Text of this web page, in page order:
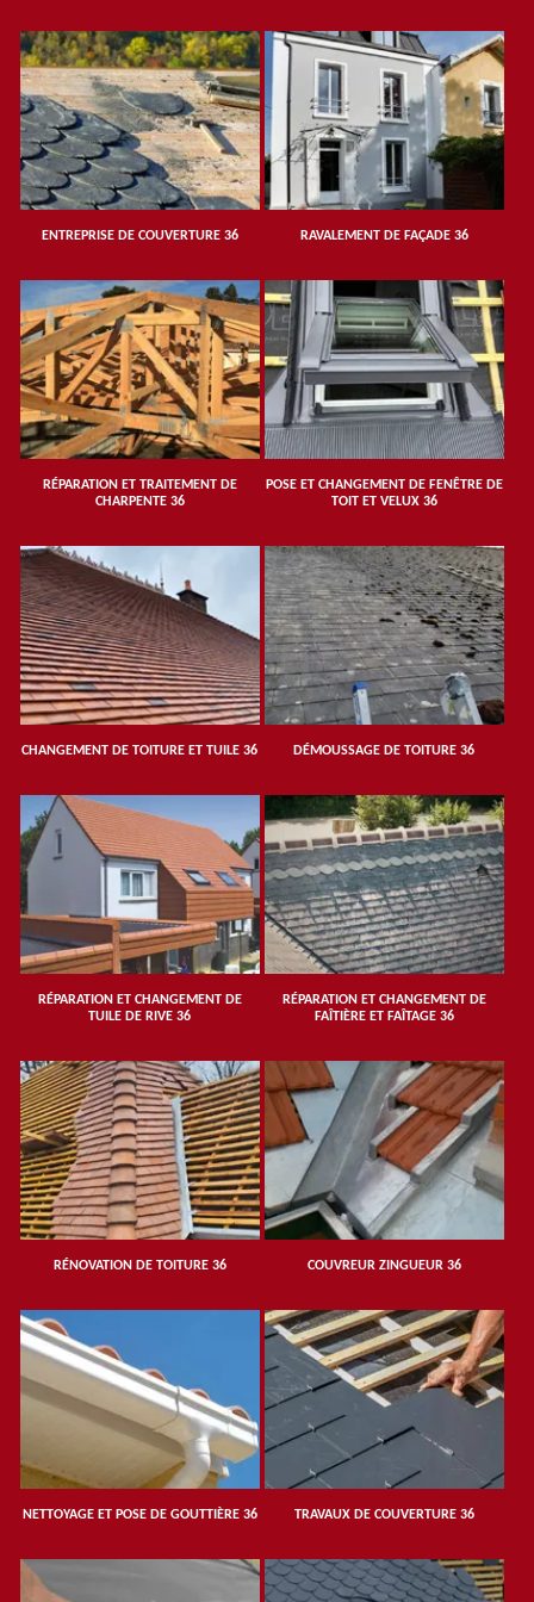
ENTREPRISE DE COUVERTURE 36 RAVALEMENT DE FAÇADE 36
RÉPARATION ET TRAITEMENT DE
CHARPENTE 36
POSE ET CHANGEMENT DE FENÊTRE DE
TOIT ET VELUX 36
CHANGEMENT DE TOITURE ET TUILE 36 DÉMOUSSAGE DE TOITURE 36
RÉPARATION ET CHANGEMENT DE
TUILE DE RIVE 36
RÉPARATION ET CHANGEMENT DE
FAÎTIÈRE ET FAÎTAGE 36
RÉNOVATION DE TOITURE 36 COUVREUR ZINGUEUR 36
NETTOYAGE ET POSE DE GOUTTIÈRE 36 TRAVAUX DE COUVERTURE 36